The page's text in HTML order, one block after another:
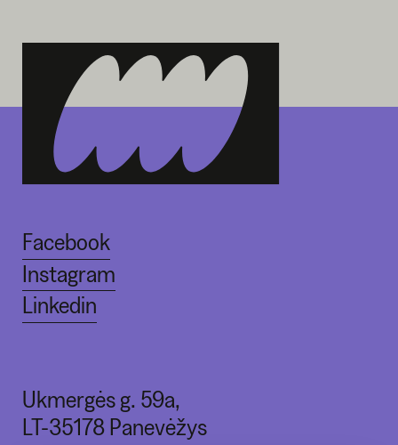
Facebook
Instagram
Linkedin
Ukmergės g. 59a,
LT-35178 Panevėžys